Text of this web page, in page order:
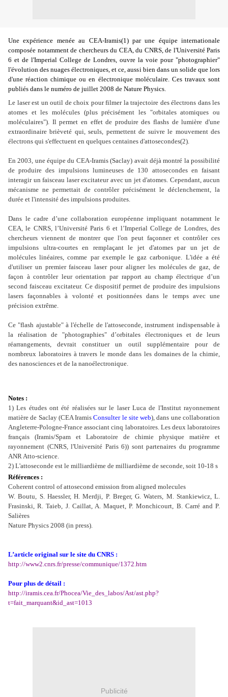
Une expérience menée au CEA-Iramis(1) par une équipe internationale
composée notamment de chercheurs du CEA, du CNRS, de l'Université Paris
6 et de l'Imperial College de Londres, ouvre la voie pour "photographier"
l'évolution des nuages électroniques, et ce, aussi bien dans un solide que lors
d'une réaction chimique ou en électronique moléculaire. Ces travaux sont
publiés dans le numéro de juillet 2008 de Nature Physics.
Le laser est un outil de choix pour filmer la trajectoire des électrons dans les
atomes et les molécules (plus précisément les "orbitales atomiques ou
moléculaires"). Il permet en effet de produire des flashs de lumière d'une
extraordinaire brièveté qui, seuls, permettent de suivre le mouvement des
électrons qui s'effectuent en quelques centaines d'attosecondes(2).
En 2003, une équipe du CEA-Iramis (Saclay) avait déjà montré la possibilité
de produire des impulsions lumineuses de 130 attosecondes en faisant
interagir un faisceau laser excitateur avec un jet d'atomes. Cependant, aucun
mécanisme ne permettait de contrôler précisément le déclenchement, la
durée et l'intensité des impulsions produites.
Dans le cadre d’une collaboration européenne impliquant notamment le
CEA, le CNRS, l’Université Paris 6 et l’Imperial College de Londres, des
chercheurs viennent de montrer que l'on peut façonner et contrôler ces
impulsions ultra-courtes en remplaçant le jet d'atomes par un jet de
molécules linéaires, comme par exemple le gaz carbonique. L'idée a été
d'utiliser un premier faisceau laser pour aligner les molécules de gaz, de
façon à contrôler leur orientation par rapport au champ électrique d’un
second faisceau excitateur. Ce dispositif permet de produire des impulsions
lasers façonnables à volonté et positionnées dans le temps avec une
précision extrême.
Ce "flash ajustable" à l'échelle de l'attoseconde, instrument indispensable à
la réalisation de "photographies" d’orbitales électroniques et de leurs
réarrangements, devrait constituer un outil supplémentaire pour de
nombreux laboratoires à travers le monde dans les domaines de la chimie,
des nanosciences et de la nanoélectronique.
Notes :
1) Les études ont été réalisées sur le laser Luca de l'Institut rayonnement
matière de Saclay (CEA IramisConsulter le site web), dans une collaboration
Angleterre-Pologne-France associant cinq laboratoires. Les deux laboratoires
français (Iramis/Spam et Laboratoire de chimie physique matière et
rayonnement (CNRS, l'Université Paris 6)) sont partenaires du programme
ANR Atto-science.
2) L'attoseconde est le milliardième de milliardième de seconde, soit 10-18 s
Références :
Coherent control of attosecond emission from aligned molecules
W. Boutu, S. Haessler, H. Merdji, P. Breger, G. Waters, M. Stankiewicz, L.
Frasinski, R. Taieb, J. Caillat, A. Maquet, P. Monchicourt, B. Carré and P.
Salières
Nature Physics 2008 (in press).
L’article original sur le site du CNRS :
http://www2.cnrs.fr/presse/communique/1372.htm
Pour plus de détail :
http://iramis.cea.fr/Phocea/Vie_des_labos/Ast/ast.php?
t=fait_marquant&id_ast=1013
Publicité